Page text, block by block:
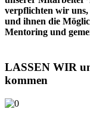
verpflichten wir
und ihnen die
Mentoring und
LASSEN WIR
kommen